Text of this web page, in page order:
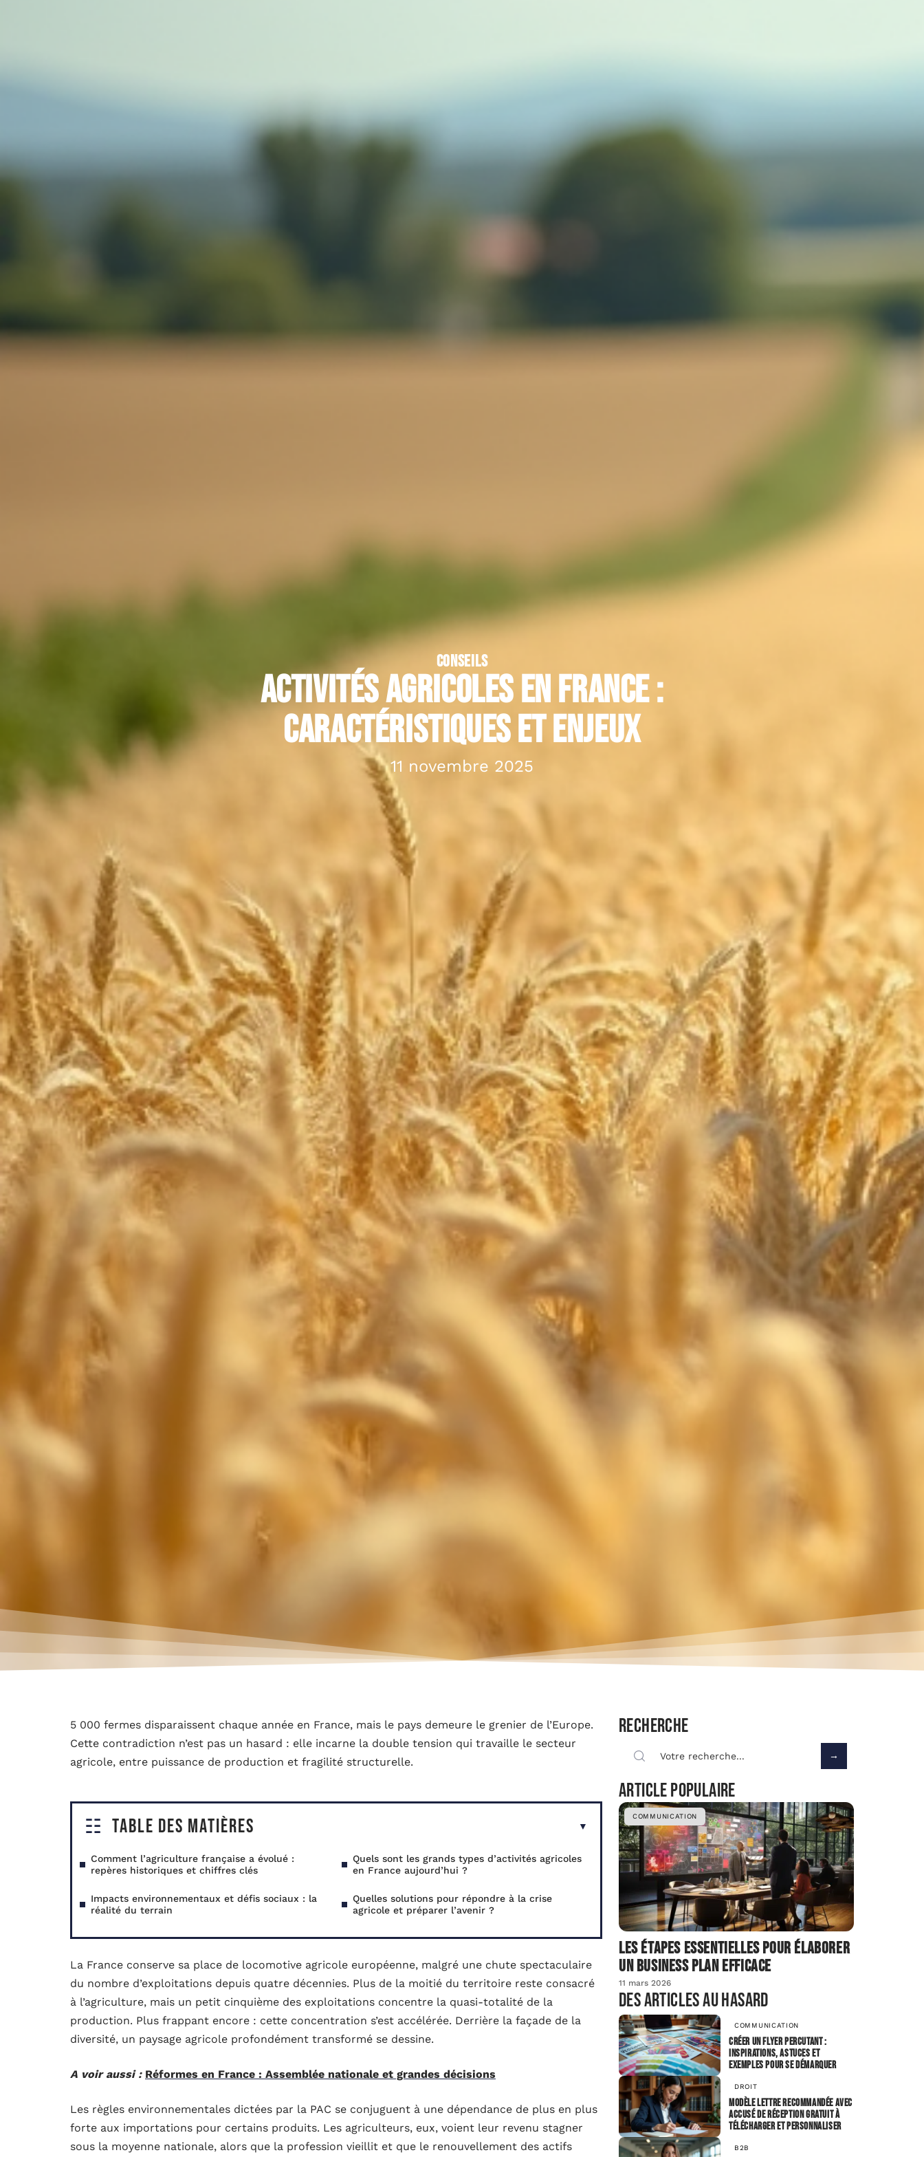
CONSEILS
Activités agricoles en France :
caractéristiques et enjeux
11 novembre 2025
5 000 fermes disparaissent chaque année en France, mais le pays demeure le grenier de l’Europe.
Cette contradiction n’est pas un hasard : elle incarne la double tension qui travaille le secteur
agricole, entre puissance de production et fragilité structurelle.
Table des matières
Comment l’agriculture française a évolué :
repères historiques et chiffres clés
Quels sont les grands types d’activités agricoles
en France aujourd’hui ?
Impacts environnementaux et défis sociaux : la
réalité du terrain
Quelles solutions pour répondre à la crise
agricole et préparer l’avenir ?
La France conserve sa place de locomotive agricole européenne, malgré une chute spectaculaire
du nombre d’exploitations depuis quatre décennies. Plus de la moitié du territoire reste consacré
à l’agriculture, mais un petit cinquième des exploitations concentre la quasi-totalité de la
production. Plus frappant encore : cette concentration s’est accélérée. Derrière la façade de la
diversité, un paysage agricole profondément transformé se dessine.
A voir aussi : Réformes en France : Assemblée nationale et grandes décisions
Les règles environnementales dictées par la PAC se conjuguent à une dépendance de plus en plus
forte aux importations pour certains produits. Les agriculteurs, eux, voient leur revenu stagner
sous la moyenne nationale, alors que la profession vieillit et que le renouvellement des actifs
Recherche
Article populaire
COMMUNICATION
Les étapes essentielles pour élaborer
un business plan efficace
11 mars 2026
Des articles au hasard
COMMUNICATION
Créer un flyer percutant :
inspirations, astuces et
exemples pour se démarquer
DROIT
Modèle lettre recommandée avec
accusé de réception gratuit à
télécharger et personnaliser
B2B